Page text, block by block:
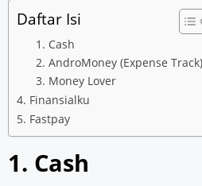
Daftar Isi
1. Cash
2. AndroMoney (Expense Track)
3. Money Lover
4. Finansialku
5. Fastpay
1. Cash